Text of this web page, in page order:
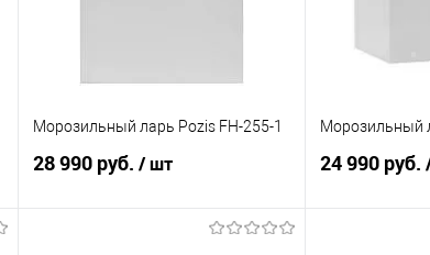
Морозильный ларь Pozis FH-255-1
28 990 руб. / шт
Морозильный
24 990 руб.